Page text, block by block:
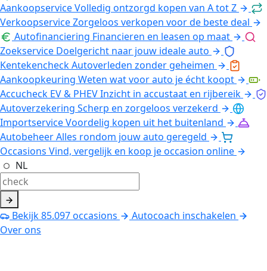
AankoopserviceVolledig ontzorgd kopen van A tot Z
VerkoopserviceZorgeloos verkopen voor de beste deal
Autofinanciering Financieren en leasen op maat
Zoekservice Doelgericht naar jouw ideale auto
KentekencheckAutoverleden zonder geheimen
Aankoopkeuring Weten wat voor auto je écht koopt
Accucheck EV & PHEVInzicht in accustaat en rijbereik
Autoverzekering Scherp en zorgeloos verzekerd
ImportserviceVoordelig kopen uit het buitenland
AutobeheerAlles rondom jouw auto geregeld
Occasions Vind, vergelijk en koop je occasion online
NL
Bekijk85.097occasions
Autocoach inschakelen
Over ons